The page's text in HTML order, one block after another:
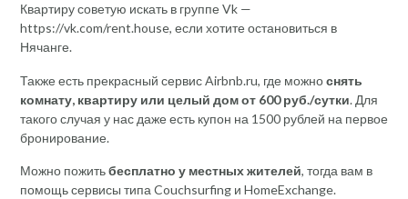
Квартиру советую искать в группе Vk —
https://vk.com/rent.house, если хотите остановиться в
Нячанге.
Также есть прекрасный сервис Airbnb.ru, где можноснять
комнату, квартиру или целый дом от 600 руб./сутки. Для
такого случая у нас даже есть купон на 1500 рублей на первое
бронирование.
Можно пожитьбесплатно у местных жителей, тогда вам в
помощь сервисы типа Couchsurfing и HomeExchange.